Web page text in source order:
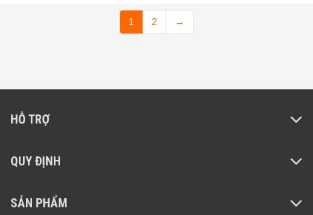
1 2 →
HỖ TRỢ
QUY ĐỊNH
SẢN PHẨM